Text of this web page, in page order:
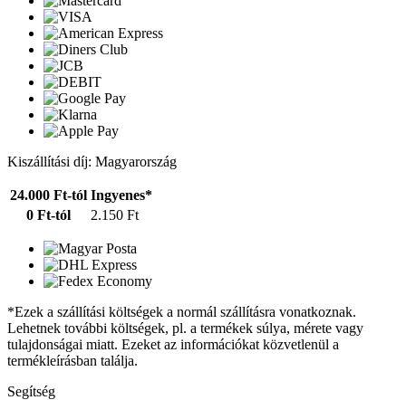
Kiszállítási díj: Magyarország
24.000 Ft-tól Ingyenes*
0 Ft-tól
2.150 Ft
*Ezek a szállítási költségek a normál szállításra vonatkoznak.
Lehetnek további költségek, pl. a termékek súlya, mérete vagy
tulajdonságai miatt. Ezeket az információkat közvetlenül a
termékleírásban találja.
Segítség